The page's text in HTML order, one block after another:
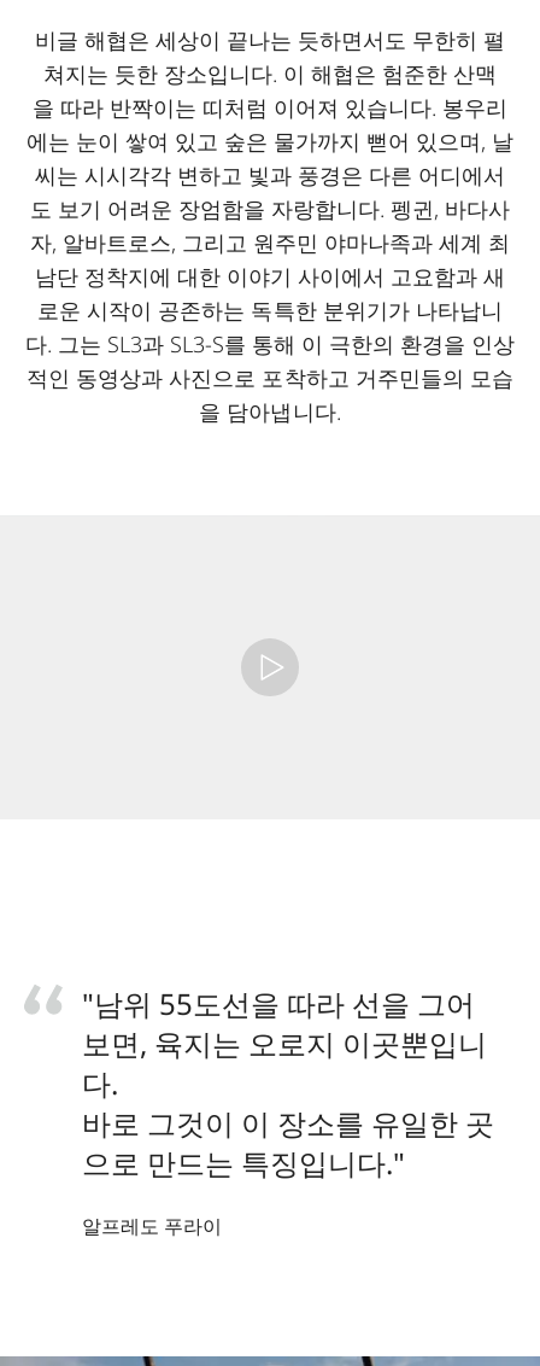
비글 해협은 세상이 끝나는 듯하면서도 무한히 펼
쳐지는 듯한 장소입니다. 이 해협은 험준한 산맥
을 따라 반짝이는 띠처럼 이어져 있습니다. 봉우리
에는 눈이 쌓여 있고 숲은 물가까지 뻗어 있으며, 날
씨는 시시각각 변하고 빛과 풍경은 다른 어디에서
도 보기 어려운 장엄함을 자랑합니다. 펭귄, 바다사
자, 알바트로스, 그리고 원주민 야마나족과 세계 최
남단 정착지에 대한 이야기 사이에서 고요함과 새
로운 시작이 공존하는 독특한 분위기가 나타납니
다. 그는 SL3과 SL3-S를 통해 이 극한의 환경을 인상
적인 동영상과 사진으로 포착하고 거주민들의 모습
을 담아냅니다.
"남위 55도선을 따라 선을 그어
보면, 육지는 오로지 이곳뿐입니
다.
바로 그것이 이 장소를 유일한 곳
으로 만드는 특징입니다."
알프레도 푸라이